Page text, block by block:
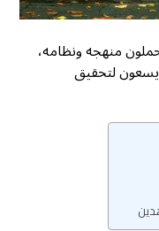
منهجه ونظامه،
لتحقيق